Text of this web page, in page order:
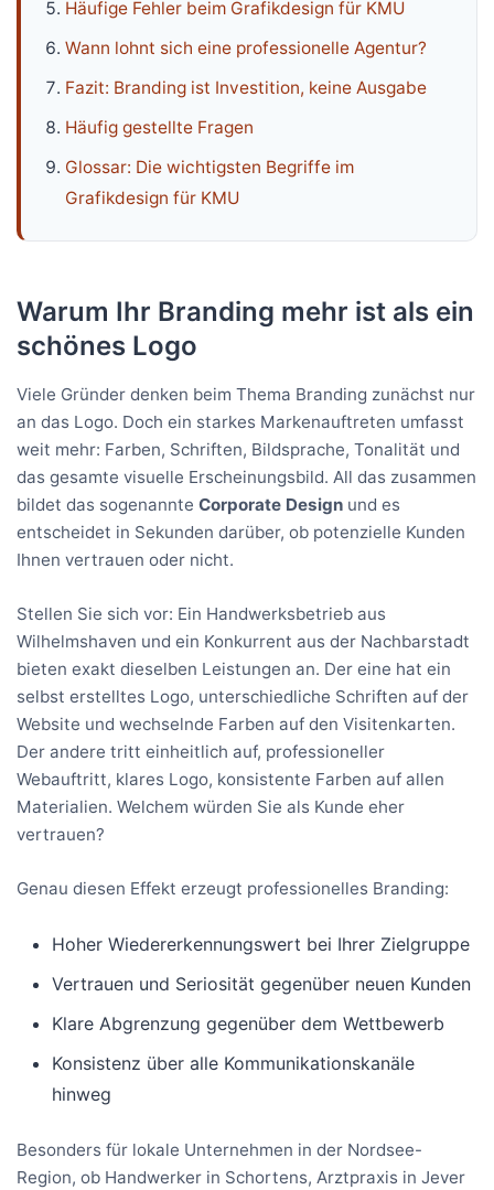
Häufige Fehler beim Grafikdesign für KMU
Wann lohnt sich eine professionelle Agentur?
Fazit: Branding ist Investition, keine Ausgabe
Häufig gestellte Fragen
Glossar: Die wichtigsten Begriffe im
Grafikdesign für KMU
Warum Ihr Branding mehr ist als ein
schönes Logo
Viele Gründer denken beim Thema Branding zunächst nur
an das Logo. Doch ein starkes Markenauftreten umfasst
weit mehr: Farben, Schriften, Bildsprache, Tonalität und
das gesamte visuelle Erscheinungsbild. All das zusammen
bildet das sogenannte Corporate Design und es
entscheidet in Sekunden darüber, ob potenzielle Kunden
Ihnen vertrauen oder nicht.
Stellen Sie sich vor: Ein Handwerksbetrieb aus
Wilhelmshaven und ein Konkurrent aus der Nachbarstadt
bieten exakt dieselben Leistungen an. Der eine hat ein
selbst erstelltes Logo, unterschiedliche Schriften auf der
Website und wechselnde Farben auf den Visitenkarten.
Der andere tritt einheitlich auf, professioneller
Webauftritt, klares Logo, konsistente Farben auf allen
Materialien. Welchem würden Sie als Kunde eher
vertrauen?
Genau diesen Effekt erzeugt professionelles Branding:
Hoher Wiedererkennungswert bei Ihrer Zielgruppe
Vertrauen und Seriosität gegenüber neuen Kunden
Klare Abgrenzung gegenüber dem Wettbewerb
Konsistenz über alle Kommunikationskanäle
hinweg
Besonders für lokale Unternehmen in der Nordsee-
Region, ob Handwerker in Schortens, Arztpraxis in Jever